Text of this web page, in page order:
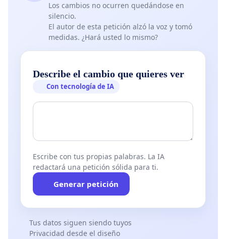
Los cambios no ocurren quedándose en
silencio.
El autor de esta petición alzó la voz y tomó
medidas. ¿Hará usted lo mismo?
Describe el cambio que quieres ver
Con tecnología de IA
Escribe con tus propias palabras. La IA
redactará una petición sólida para ti.
Generar petición
Tus datos siguen siendo tuyos
Privacidad desde el diseño